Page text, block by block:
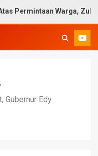
Warga, Zulkarnaen
Gubernur Edy